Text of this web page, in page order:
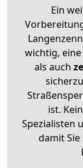
Ein
wichtig,
als auch
ist.
Spezialisten
damit